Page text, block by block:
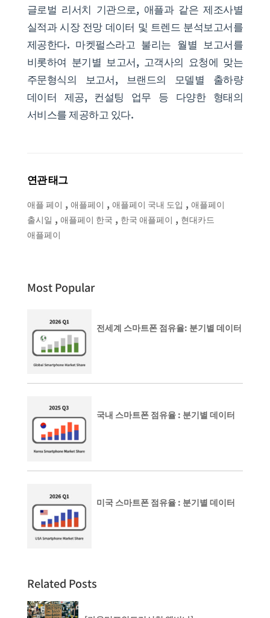
글로벌 리서치 기관으로, 애플과 같은 제조사별
실적과 시장 전망 데이터 및 트렌드 분석보고서를
제공한다. 마켓펄스라고 불리는 월별 보고서를
비롯하여 분기별 보고서, 고객사의 요청에 맞는
주문형식의 보고서, 브랜드의 모델별 출하량
데이터 제공, 컨설팅 업무 등 다양한 형태의
서비스를 제공하고 있다.
연관 태그
애플 페이 , 애플페이 , 애플페이 국내 도입 , 애플페이
출시일 , 애플페이 한국 , 한국 애플페이 , 현대카드
애플페이
Most Popular
전세계 스마트폰 점유율: 분기별 데이터
국내 스마트폰 점유율 : 분기별 데이터
미국 스마트폰 점유율 : 분기별 데이터
Related Posts